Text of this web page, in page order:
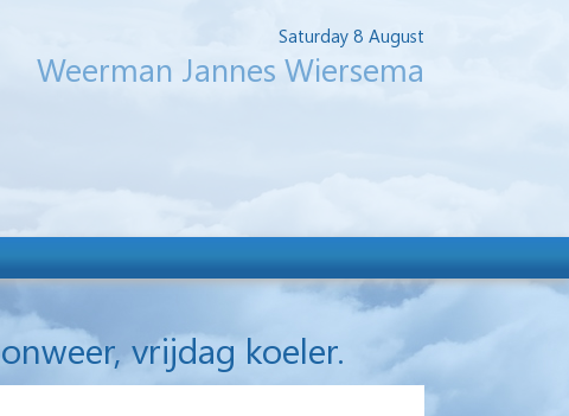
Saturday 8 August
Weerman Jannes Wiersema
vrijdag koeler.